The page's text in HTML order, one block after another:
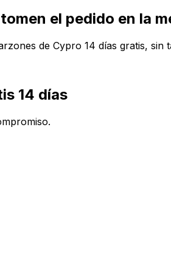
el pedido en la
de Cypro 14 días gratis, sin
14 días